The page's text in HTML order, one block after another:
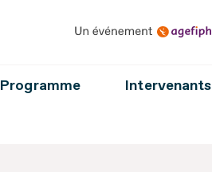
Un événement Agefiph
Programme Intervenants